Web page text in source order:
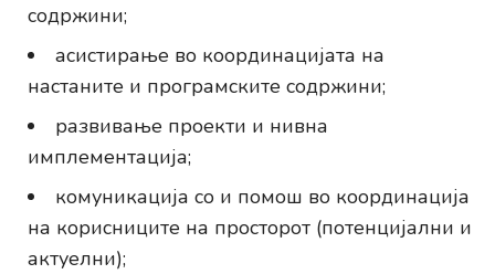
содржини;
асистирање во координацијата на
настаните и програмските содржини;
развивање проекти и нивна
имплементација;
комуникација со и помош во координација
на корисниците на просторот (потенцијални и
актуелни);